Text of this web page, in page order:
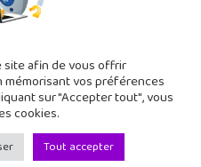
Pokémon (iOS/Android)
site afin de vous offrir
vos préférences
sur "Accepter tout", vous
cookies.
Tout accepter